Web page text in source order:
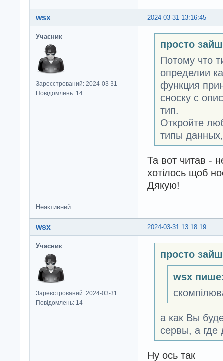
2024-03-31 13:16:45
wsx
Учасник
Зареєстрований: 2024-03-31
Повідомлень: 14
просто
Потому что
определии
функция
сноску с
тип.
Откройте
типы
Та вот читав -
хотілось щоб
Дякую!
Неактивний
2024-03-31 13:18:19
wsx
Учасник
Зареєстрований: 2024-03-31
Повідомлень: 14
просто
wsx
а как Вы
сервы, а где
Ну ось так